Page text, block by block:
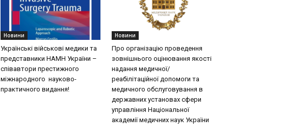
Новини
Українські військові медики та
представники НАМН України –
співавтори престижного
міжнародного науково-
практичного видання!
Новини
Про організацію проведення
зовнішнього оцінювання якості
надання медичної/
реабілітаційної допомоги та
медичного обслуговування в
державних установах сфери
управління Національної
академії медичних наук України